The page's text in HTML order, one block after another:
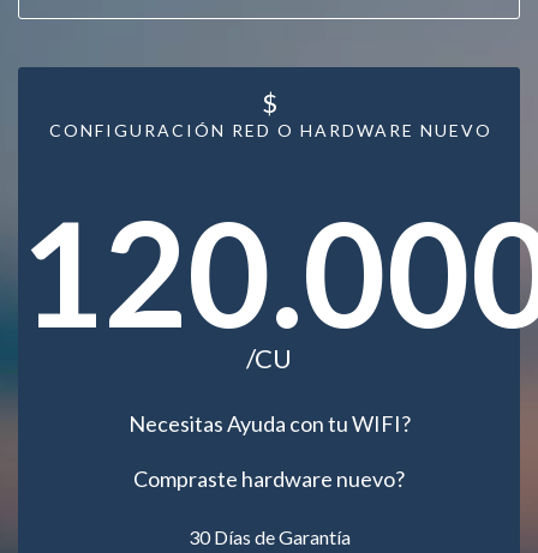
CONFIGURACIÓN RED O HARDWARE NUEVO
$
/CU
Necesitas Ayuda con tu WIFI?
Compraste hardware nuevo?
30 Días de Garantía